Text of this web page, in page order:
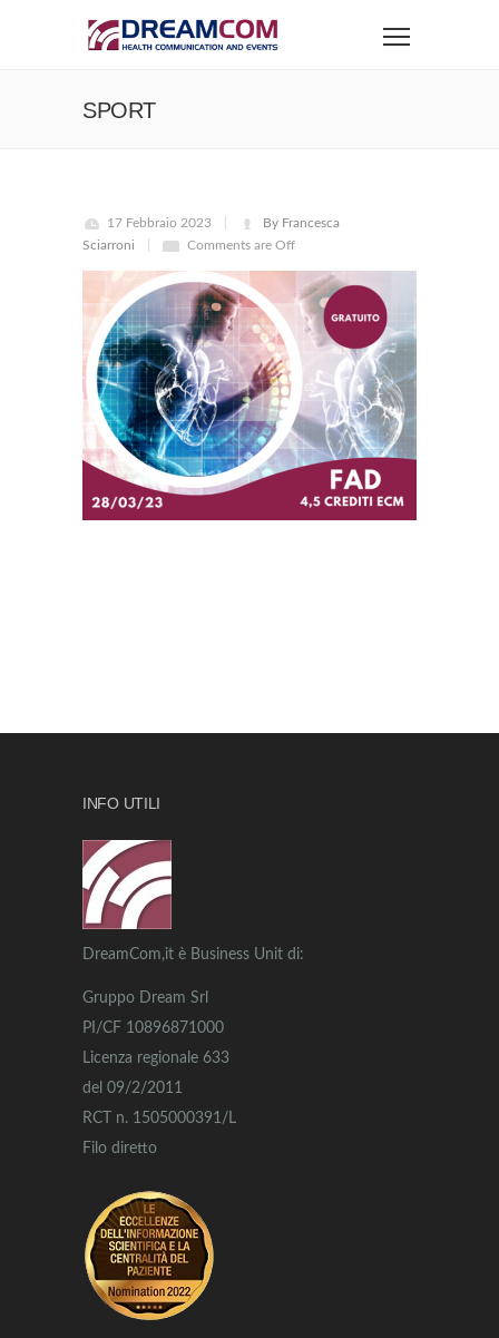
SPORT
17 Febbraio 2023
By Francesca
Sciarroni
Comments are Off
INFO UTILI
DreamCom,it è Business Unit di:
Gruppo Dream Srl
PI/CF 10896871000
Licenza regionale 633
del 09/2/2011
RCT n. 1505000391/L
Filo diretto